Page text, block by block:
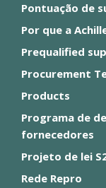
Pontuação de
Por que a
Prequalified
Procurement
Products
Programa de
fornecedores
Projeto de lei
Rede Repro